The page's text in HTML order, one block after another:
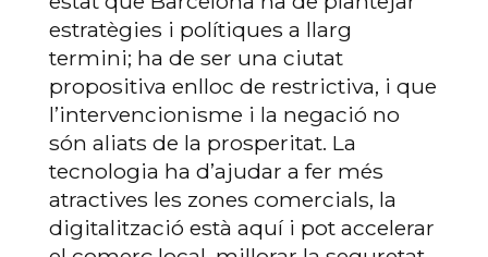
estratègies i polítiques a llarg
termini; ha de ser una ciutat
propositiva enlloc de restrictiva, i que
l’intervencionisme i la negació no
són aliats de la prosperitat. La
tecnologia ha d’ajudar a fer més
atractives les zones comercials, la
digitalització està aquí i pot accelerar